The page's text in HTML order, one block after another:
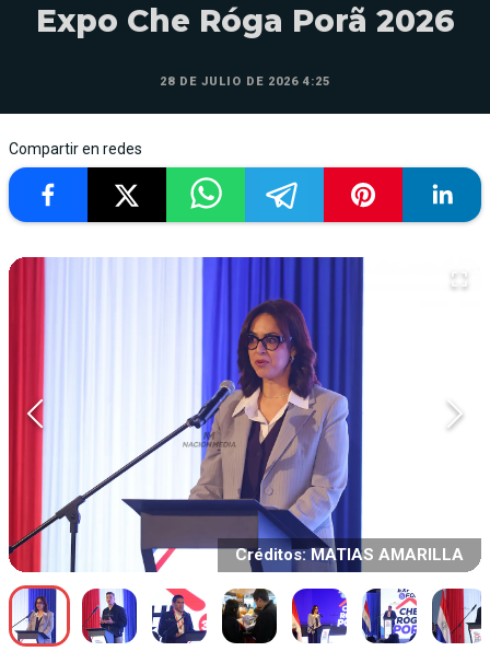
Expo Che Róga Porã 2026
28 DE JULIO DE 2026 4:25
Compartir en redes
Créditos: MATIAS AMARILLA